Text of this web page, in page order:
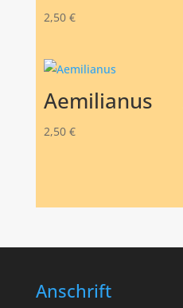
2,50 €
Aemilianus
2,50 €
Anschrift